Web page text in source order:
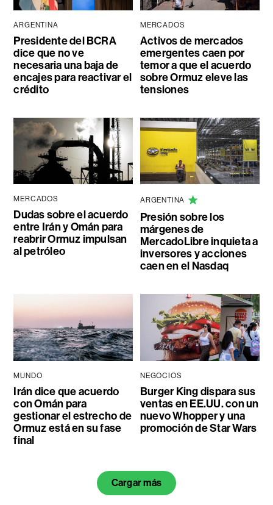
ARGENTINA
Presidente del BCRA
dice que no ve
necesaria una baja de
encajes para reactivar el
crédito
MERCADOS
Activos de mercados
emergentes caen por
temor a que el acuerdo
sobre Ormuz eleve las
tensiones
MERCADOS
Dudas sobre el acuerdo
entre Irán y Omán para
reabrir Ormuz impulsan
al petróleo
ARGENTINA
Presión sobre los
márgenes de
MercadoLibre inquieta a
inversores y acciones
caen en el Nasdaq
MUNDO
Irán dice que acuerdo
con Omán para
gestionar el estrecho de
Ormuz está en su fase
final
NEGOCIOS
Burger King dispara sus
ventas en EE.UU. con un
nuevo Whopper y una
promoción de Star Wars
Cargar más